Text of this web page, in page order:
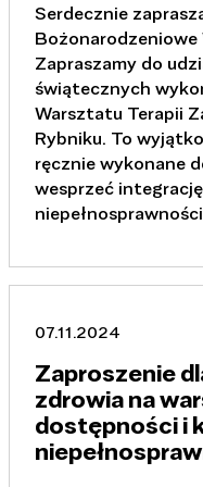
Serdecznie
Bożonarodzeniowe
Zapraszamy do
świątecznych
Warsztatu Terapii
Rybniku. To
ręcznie wykonane
wesprzeć
07.11.2024
Zaproszenie
zdrowia na
dostępności i